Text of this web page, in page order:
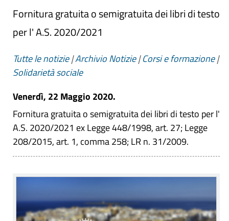
Fornitura gratuita o semigratuita dei libri di testo
per l' A.S. 2020/2021
Tutte le notizie|Archivio Notizie|Corsi e formazione|
Solidarietà sociale
Venerdì, 22 Maggio 2020.
Fornitura gratuita o semigratuita dei libri di testo per l'
A.S. 2020/2021 ex Legge 448/1998, art. 27; Legge
208/2015, art. 1, comma 258; LR n. 31/2009.